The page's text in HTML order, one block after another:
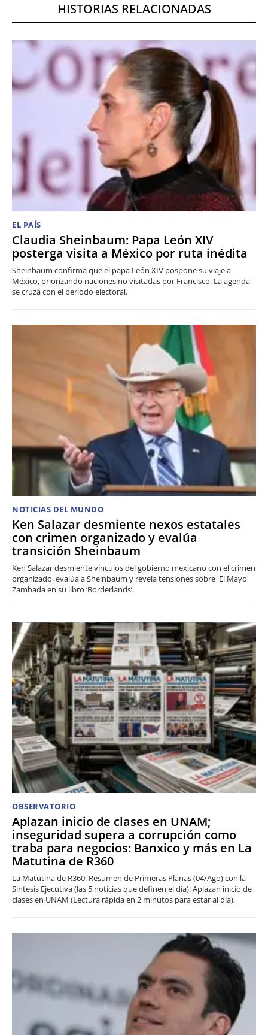
HISTORIAS RELACIONADAS
EL PAÍS
Claudia Sheinbaum: Papa León XIV
posterga visita a México por ruta inédita
Sheinbaum confirma que el papa León XIV pospone su viaje a
México, priorizando naciones no visitadas por Francisco. La agenda
se cruza con el periodo electoral.
NOTICIAS DEL MUNDO
Ken Salazar desmiente nexos estatales
con crimen organizado y evalúa
transición Sheinbaum
Ken Salazar desmiente vínculos del gobierno mexicano con el crimen
organizado, evalúa a Sheinbaum y revela tensiones sobre 'El Mayo'
Zambada en su libro ‘Borderlands’.
OBSERVATORIO
Aplazan inicio de clases en UNAM;
inseguridad supera a corrupción como
traba para negocios: Banxico y más en La
Matutina de R360
La Matutina de R360: Resumen de Primeras Planas (04/Ago) con la
Síntesis Ejecutiva (las 5 noticias que definen el día): Aplazan inicio de
clases en UNAM (Lectura rápida en 2 minutos para estar al día).